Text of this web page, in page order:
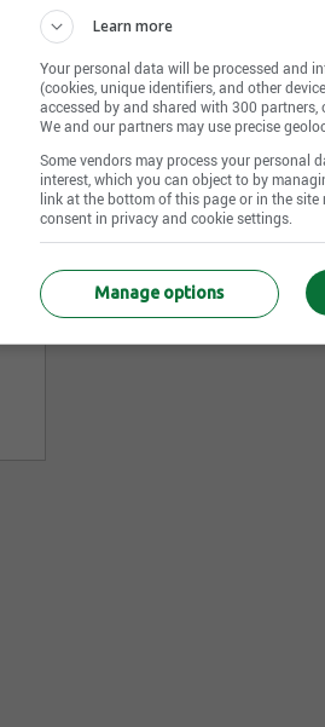
Learn more
Your personal data will be processed and
(cookies, unique identifiers, and other
accessed by and shared with 300 partners,
We and our partners may use precise
Some vendors may process your personal
interest, which you can object to by
link at the bottom of this page or in the
consent in privacy and cookie settings.
Manage options